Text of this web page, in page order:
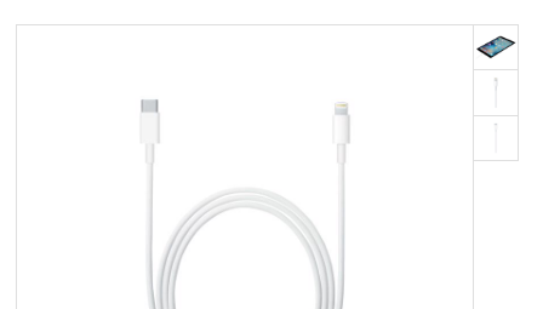
KUNDESERVICE
FORRETNINGSBETINGELSER